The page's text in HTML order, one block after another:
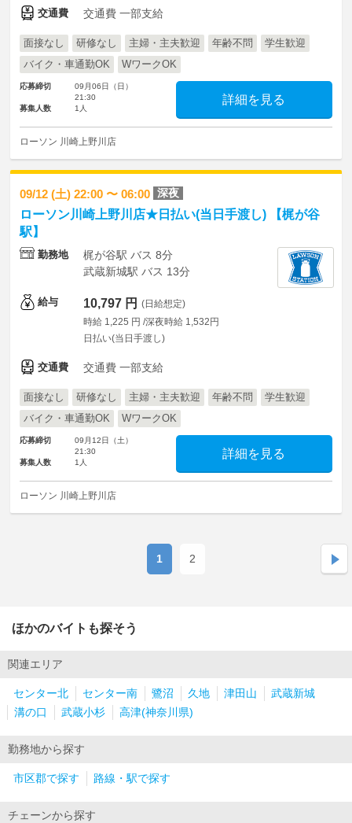
交通費 交通費 一部支給
面接なし 研修なし 主婦・主夫歓迎 年齢不問
学生歓迎
バイク・車通勤OK
WワークOK
応募締切
09月06日（日）
21:30
募集人数
1人
詳細を見る
ローソン 川崎上野川店
09/12 (土) 22:00 〜 06:00 深夜
ローソン川崎上野川店★日払い(当日手渡し) 【梶が谷
駅】
勤務地
梶が谷駅 バス 8分
武蔵新城駅 バス 13分
給与 10,797 円 (日給想定)
時給 1,225 円 /深夜時給 1,532円
日払い(当日手渡し)
交通費 交通費 一部支給
面接なし 研修なし 主婦・主夫歓迎 年齢不問
学生歓迎
バイク・車通勤OK
WワークOK
応募締切
09月12日（土）
21:30
募集人数
1人
詳細を見る
ローソン 川崎上野川店
1 2
ほかのバイトも探そう
関連エリア
センター北 センター南 鷺沼 久地 津田山
武蔵新城
溝の口
武蔵小杉 高津(神奈川県)
勤務地から探す
市区郡で探す 路線・駅で探す
チェーンから探す